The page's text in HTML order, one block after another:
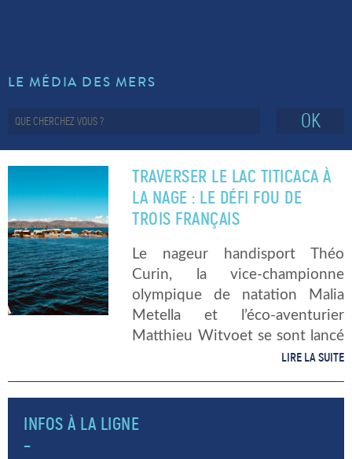
LE MÉDIA DES MERS
OK
TRAVERSER LE LAC TITICACA À
LA NAGE : LE DÉFI FOU DE
TROIS FRANÇAIS
Le nageur handisport Théo
Curin, la vice-championne
olympique de natation Malia
Metella et l’éco-aventurier
Matthieu Witvoet se sont lancé
un défi, celui de traverser les
en novembre 2021. Un projet
fou qui demande beaucoup […]
LIRE LA SUITE
INFOS À LA LIGNE